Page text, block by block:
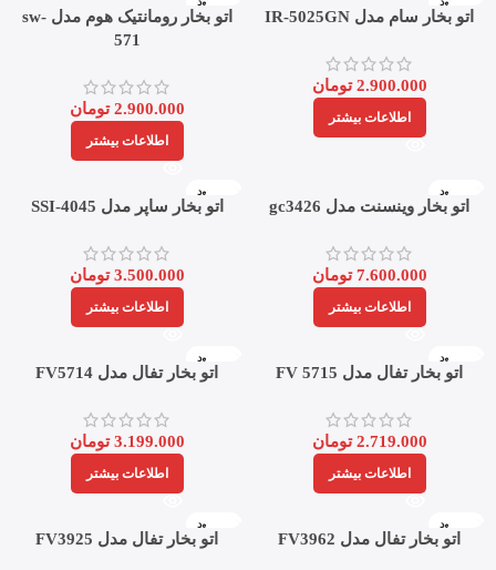
اتو بخار سام مدل IR-5025GN
2.900.000 تومان
اطلاعات بیشتر
اتو بخار رومانتیک هوم مدل sw-
571
2.900.000 تومان
اطلاعات بیشتر
ناموجود
اتو بخار وینسنت مدل gc3426
7.600.000 تومان
اطلاعات بیشتر
ناموجود
اتو بخار ساپر مدل SSI-4045
3.500.000 تومان
اطلاعات بیشتر
ناموجود
اتو بخار تفال مدل FV 5715
2.719.000 تومان
اطلاعات بیشتر
ناموجود
اتو بخار تفال مدل FV5714
3.199.000 تومان
اطلاعات بیشتر
ناموجود
اتو بخار تفال مدل FV3962
ناموجود
اتو بخار تفال مدل FV3925